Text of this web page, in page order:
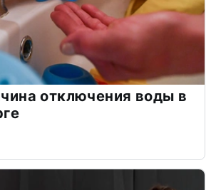
отключения воды в